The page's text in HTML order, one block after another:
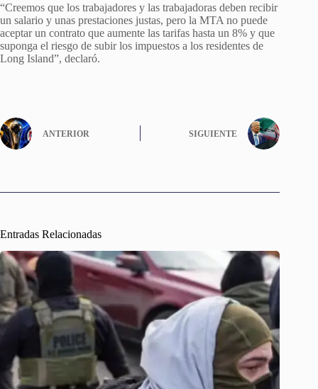
“Creemos que los trabajadores y las trabajadoras deben recibir
un salario y unas prestaciones justas, pero la MTA no puede
aceptar un contrato que aumente las tarifas hasta un 8% y que
suponga el riesgo de subir los impuestos a los residentes de
Long Island”, declaró.
ANTERIOR SIGUIENTE
Entradas Relacionadas